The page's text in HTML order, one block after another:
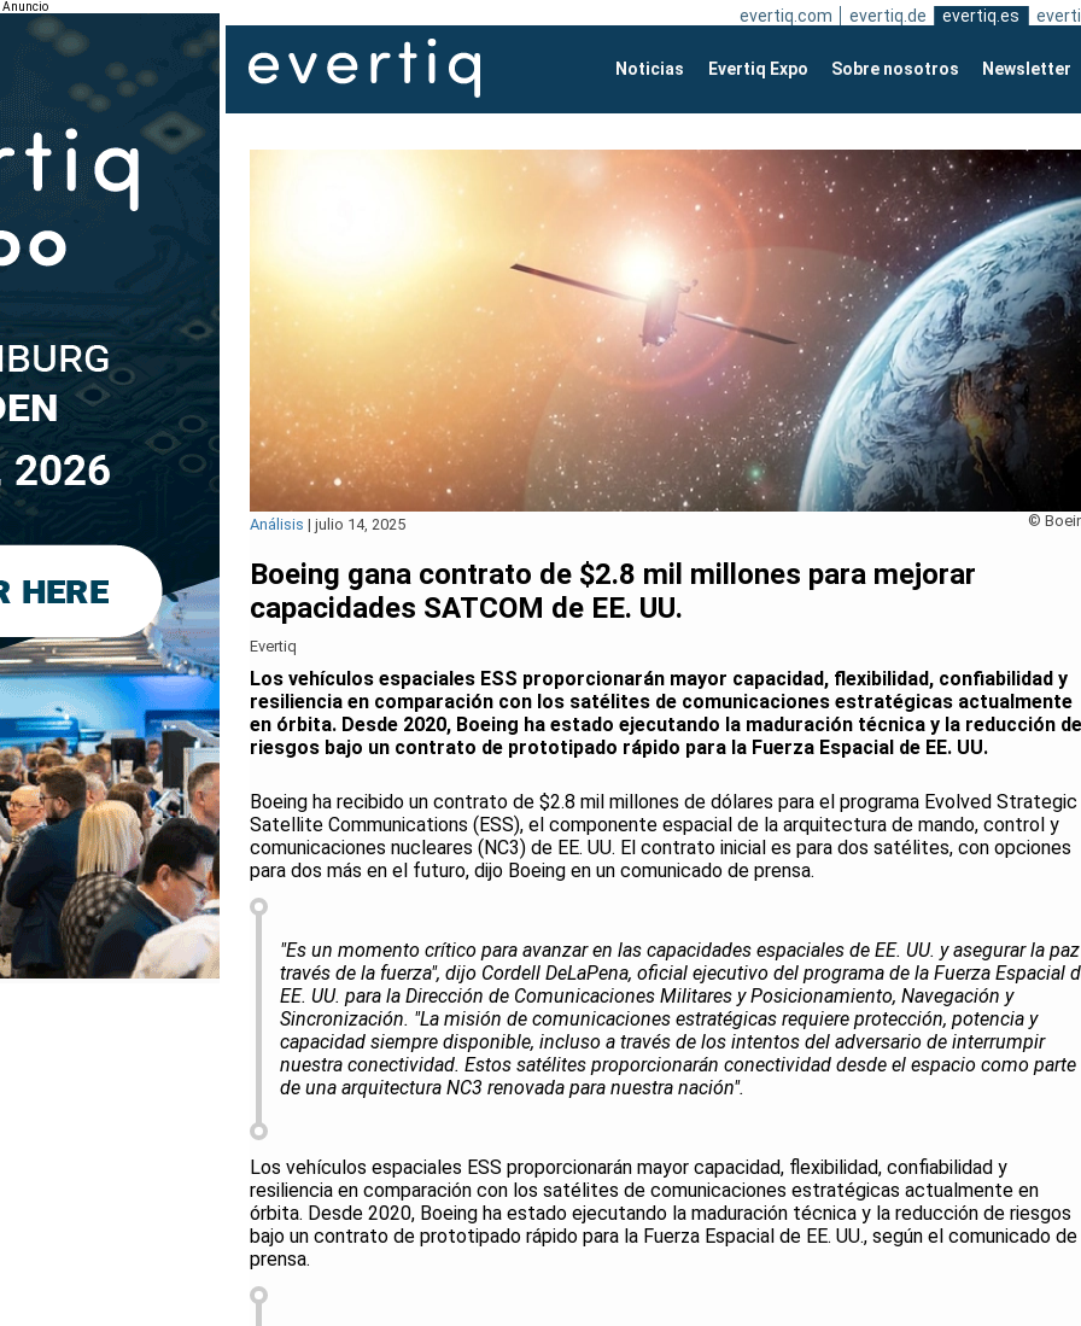
Anuncio evertiq.com evertiq.de evertiq.es
Noticias Evertiq Expo Sobre nosotros Newsletter
©
Análisis | julio 14, 2025
Boeing gana contrato de $2.8 mil millones para mejorar
capacidades SATCOM de EE. UU.
Evertiq
Los vehículos espaciales ESS proporcionarán mayor capacidad, flexibilidad, confiabilidad y
resiliencia en comparación con los satélites de comunicaciones estratégicas actualmente
en órbita. Desde 2020, Boeing ha estado ejecutando la maduración técnica y la reducción de
riesgos bajo un contrato de prototipado rápido para la Fuerza Espacial de EE. UU.
Boeing ha recibido un contrato de $2.8 mil millones de dólares para el programa Evolved Strategic
Satellite Communications (ESS), el componente espacial de la arquitectura de mando, control y
comunicaciones nucleares (NC3) de EE. UU. El contrato inicial es para dos satélites, con opciones
para dos más en el futuro, dijo Boeing en un comunicado de prensa.
"Es un momento crítico para avanzar en las capacidades espaciales de EE. UU. y asegurar la
través de la fuerza", dijo Cordell DeLaPena, oficial ejecutivo del programa de la Fuerza Espacial
EE. UU. para la Dirección de Comunicaciones Militares y Posicionamiento, Navegación y
Sincronización. "La misión de comunicaciones estratégicas requiere protección, potencia y
capacidad siempre disponible, incluso a través de los intentos del adversario de interrumpir
nuestra conectividad. Estos satélites proporcionarán conectividad desde el espacio como parte
de una arquitectura NC3 renovada para nuestra nación".
Los vehículos espaciales ESS proporcionarán mayor capacidad, flexibilidad, confiabilidad y
resiliencia en comparación con los satélites de comunicaciones estratégicas actualmente en
órbita. Desde 2020, Boeing ha estado ejecutando la maduración técnica y la reducción de riesgos
bajo un contrato de prototipado rápido para la Fuerza Espacial de EE. UU., según el comunicado de
prensa.